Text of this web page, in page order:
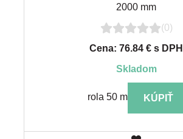
2000 mm
(0)
Cena: 76.84 € s DPH
skladom
rola 50 m KÚPIŤ